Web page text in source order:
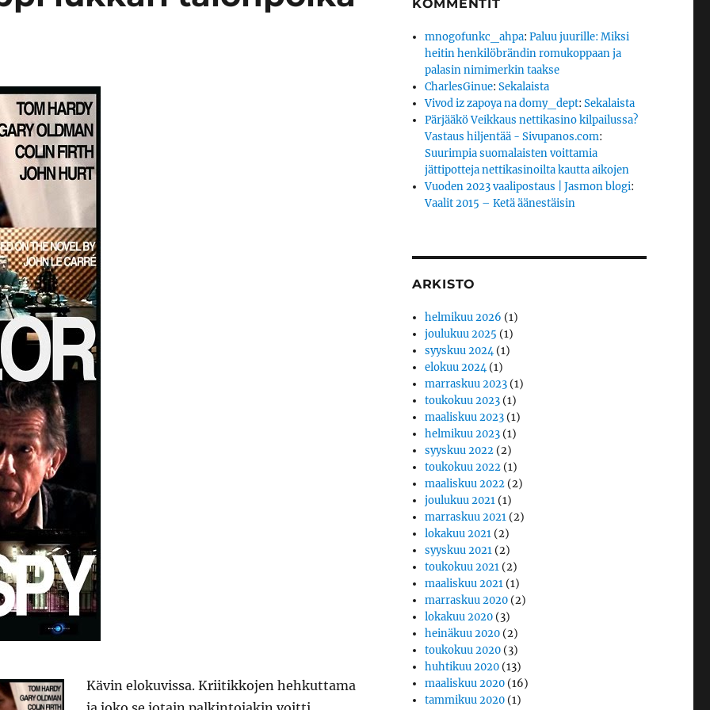
Kävin elokuvissa. Kriitikkojen hehkuttama
KOMMENTIT
mnogofunkc_ahpa:Paluu juurille: Miksi
heitin henkilöbrändin romukoppaan ja
palasin nimimerkin taakse
CharlesGinue:Sekalaista
Vivod iz zapoya na domy_dept:Sekalaista
Pärjääkö Veikkaus nettikasino kilpailussa?
Vastaus hiljentää - Sivupanos.com:
Suurimpia suomalaisten voittamia
jättipotteja nettikasinoilta kautta aikojen
Vuoden 2023 vaalipostaus | Jasmon blogi:
Vaalit 2015 – Ketä äänestäisin
ARKISTO
helmikuu 2026 (1)
joulukuu 2025 (1)
syyskuu 2024(1)
elokuu 2024(1)
marraskuu 2023 (1)
toukokuu 2023 (1)
maaliskuu 2023 (1)
helmikuu 2023 (1)
syyskuu 2022 (2)
toukokuu 2022 (1)
maaliskuu 2022 (2)
joulukuu 2021 (1)
marraskuu 2021 (2)
lokakuu 2021 (2)
syyskuu 2021 (2)
toukokuu 2021 (2)
maaliskuu 2021 (1)
marraskuu 2020 (2)
lokakuu 2020 (3)
heinäkuu 2020 (2)
toukokuu 2020 (3)
huhtikuu 2020 (13)
maaliskuu 2020 (16)
tammikuu 2020 (1)